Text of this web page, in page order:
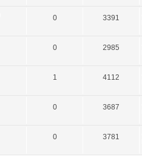
0 3391
0 2985
1 4112
0 3687
0 3781